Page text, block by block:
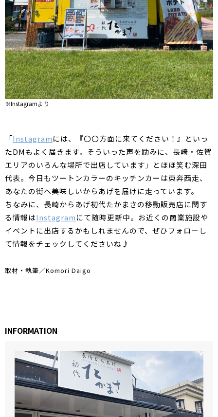
※Instagramより
「Instagramには、『〇〇方面に来てください！』といっ
たDMもよく届きます。そういった声を励みに、長崎・佐賀
エリアのいろんな場所で出店しています」とほほ笑む深田
代表。今日もツートンカラーのキッチンカーは東奔西走、
あなたの街へ美味しいからあげを届けに走っています。
ちなみに、長崎からあげ初代たかまさの移動販売店に関す
る情報はInstagramにて随時更新中。お近くの商業施設や
イベントに出店するかもしれませんので、ぜひフォローし
て情報をチェックしてくださいね♪
取材・執筆／Komori Daigo
INFORMATION